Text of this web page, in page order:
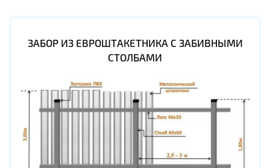
ЗАБОР ИЗ ЕВРОШТАКЕТНИКА С ЗАБИВНЫМИ
СТОЛБАМИ